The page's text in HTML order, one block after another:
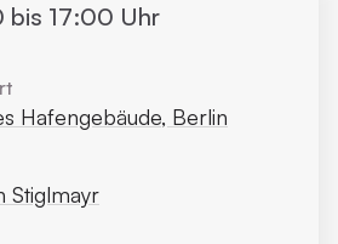
bis 17:00 Uhr
Hafengebäude, Berlin
Stiglmayr